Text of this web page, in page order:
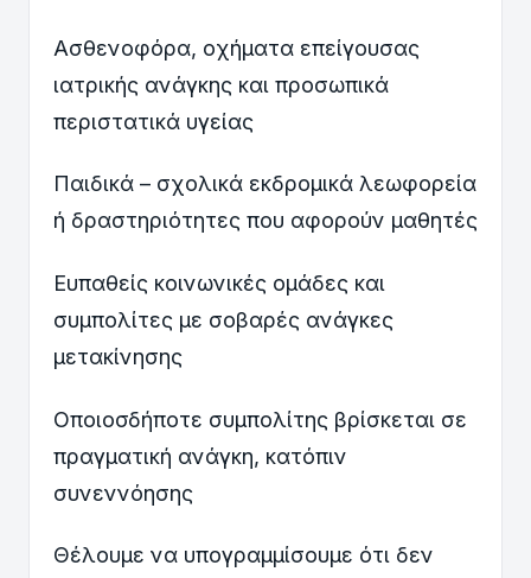
Ασθενοφόρα, οχήματα επείγουσας
ιατρικής ανάγκης και προσωπικά
περιστατικά υγείας
Παιδικά – σχολικά εκδρομικά λεωφορεία
ή δραστηριότητες που αφορούν μαθητές
Ευπαθείς κοινωνικές ομάδες και
συμπολίτες με σοβαρές ανάγκες
μετακίνησης
Οποιοσδήποτε συμπολίτης βρίσκεται σε
πραγματική ανάγκη, κατόπιν
συνεννόησης
Θέλουμε να υπογραμμίσουμε ότι δεν